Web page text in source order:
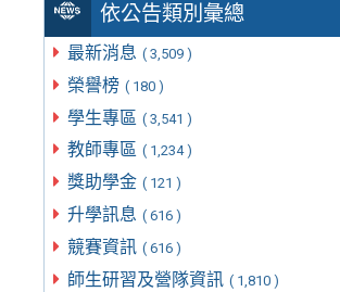
依公告類別彙總
最新消息 ( 3,509 )
榮譽榜 ( 180 )
學生專區 ( 3,541 )
教師專區 ( 1,234 )
獎助學金 ( 121 )
升學訊息 ( 616 )
競賽資訊 ( 616 )
師生研習及營隊資訊 ( 1,810 )